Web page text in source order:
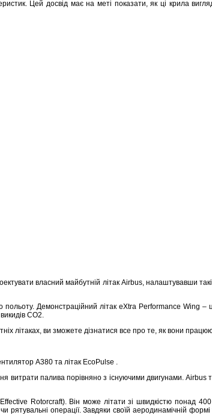
Цей досвід має на меті показати, як ці крила
власний майбутній літак Airbus, налаштувавши
Демонстраційний літак eXtra Performance Wing
CO2.
літаках, ви зможете дізнатися все про те, як вони
A380 та літак EcoPulse .
витрати палива порівняно з існуючими двигунами. Airbus
Rotorcraft). Він може літати зі швидкістю понад
операції. Завдяки своїй аеродинамічній